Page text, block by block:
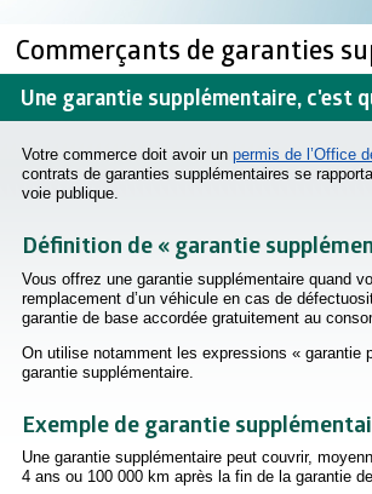
Commerçants de garanties
Une garantie supplémentaire, c'est
Votre commerce doit avoir un permis de l’Office
contrats de garanties supplémentaires se
voie publique.
Définition de « garantie
Vous offrez une garantie supplémentaire quand
remplacement d’un véhicule en cas de
garantie de base accordée gratuitement au
On utilise notamment les expressions « garantie
garantie supplémentaire.
Exemple de garantie
Une garantie supplémentaire peut couvrir,
4 ans ou 100 000 km après la fin de la garantie